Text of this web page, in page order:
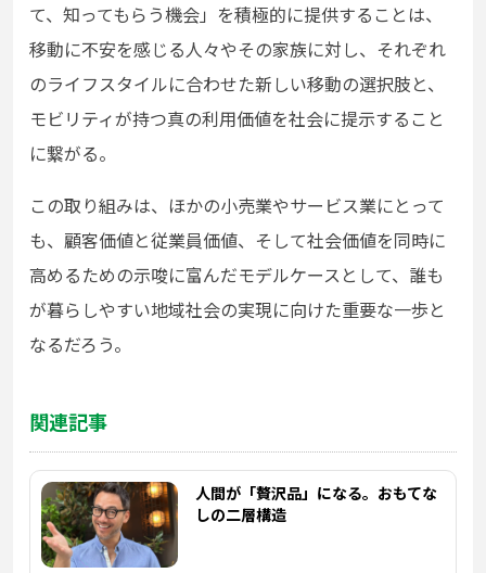
て、知ってもらう機会」を積極的に提供することは、
移動に不安を感じる人々やその家族に対し、それぞれ
のライフスタイルに合わせた新しい移動の選択肢と、
モビリティが持つ真の利用価値を社会に提示すること
に繋がる。
この取り組みは、ほかの小売業やサービス業にとって
も、顧客価値と従業員価値、そして社会価値を同時に
高めるための示唆に富んだモデルケースとして、誰も
が暮らしやすい地域社会の実現に向けた重要な一歩と
なるだろう。
関連記事
人間が「贅沢品」になる。おもてな
しの二層構造